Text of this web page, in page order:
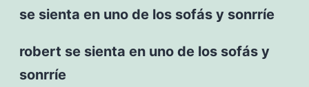
se sienta en uno de los sofás y sonrríe
robert se sienta en uno de los sofás y
sonrríe